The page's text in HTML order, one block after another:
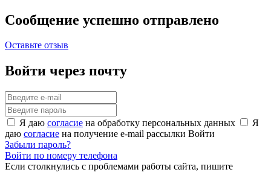
Сообщение успешно отправлено
Оставьте отзыв
Войти через почту
Я даю согласие на обработку персональных данных
Я
даю согласие на получение e-mail рассылки Войти
Забыли пароль?
Войти по номеру телефона
Если столкнулись с проблемами работы сайта, пишите